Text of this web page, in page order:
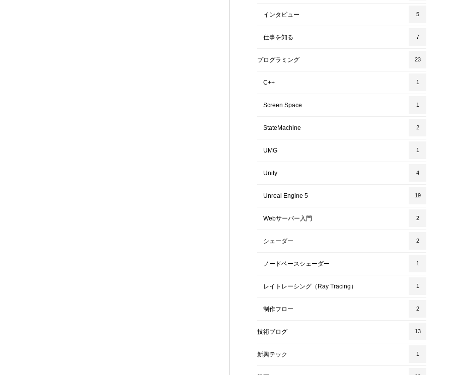
インタビュー 5
仕事を知る 7
プログラミング 23
C++ 1
Screen Space 1
StateMachine 2
UMG 1
Unity 4
Unreal Engine 5 19
Webサーバー入門 2
シェーダー 2
ノードベースシェーダー 1
レイトレーシング（Ray Tracing） 1
制作フロー 2
技術ブログ 13
新興テック 1